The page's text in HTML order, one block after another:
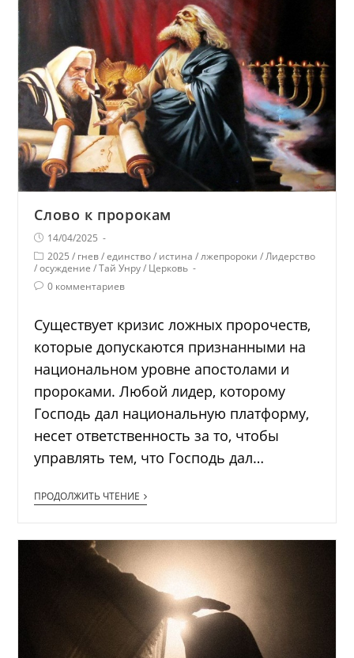
Слово к пророкам
14/04/2025
2025 / гнев / единство / истина / лжепророки / Лидерство
/ осуждение / Тай Унру / Церковь
0 комментариев
Существует кризис ложных пророчеств,
которые допускаются признанными на
национальном уровне апостолами и
пророками. Любой лидер, которому
Господь дал национальную платформу,
несет ответственность за то, чтобы
управлять тем, что Господь дал…
ПРОДОЛЖИТЬ ЧТЕНИЕ